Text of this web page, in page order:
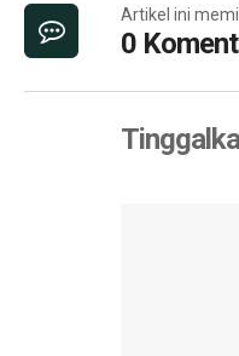
Artikel ini
0